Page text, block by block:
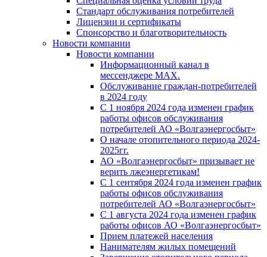
Стандарт обслуживания потребителей
Лицензии и сертификаты
Спонсорство и благотворительность
Новости компании
Новости компании
Информационный канал в
мессенджере MAX.
Обслуживание граждан-потребителей
в 2024 году
С 1 ноября 2024 года изменен график
работы офисов обслуживания
потребителей АО «Волгаэнергосбыт»
О начале отопительного периода 2024-
2025гг.
АО «Волгаэнергосбыт» призывает не
верить лжеэнергетикам!
С 1 сентября 2024 года изменен график
работы офисов обслуживания
потребителей АО «Волгаэнергосбыт»
С 1 августа 2024 года изменен график
работы офисов АО «Волгаэнергосбыт»
Прием платежей населения
Нанимателям жилых помещений